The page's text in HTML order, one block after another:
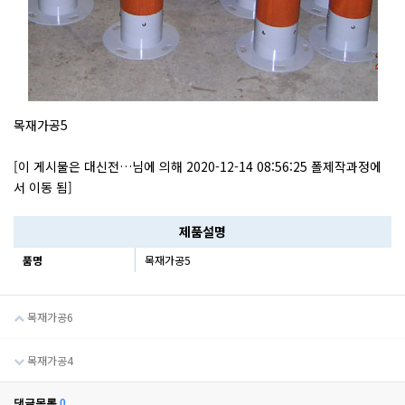
목재가공5
[이 게시물은 대신전…님에 의해 2020-12-14 08:56:25 폴제작과정에
서 이동 됨]
제품설명
품명 목재가공5
목재가공6
목재가공4